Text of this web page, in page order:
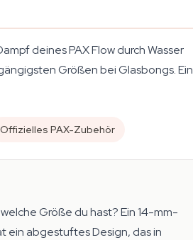
deines PAX Flow durch Wasser
Größen bei Glasbongs. Ein
Offizielles PAX-Zubehör
Größe du hast? Ein 14-mm-
ein abgestuftes Design, das in